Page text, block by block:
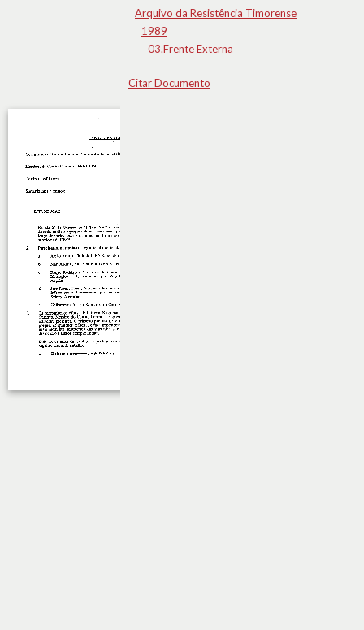
Arquivo da Resistência Timorense
1989
03.Frente Externa
Citar Documento